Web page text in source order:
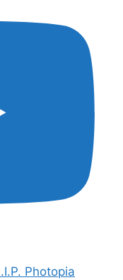
Photopia